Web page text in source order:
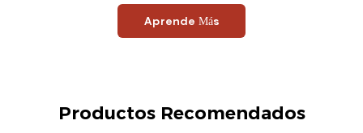
Aprende Más
Productos Recomendados